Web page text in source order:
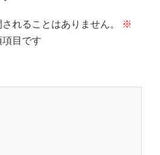
れることはありません。
※
目です